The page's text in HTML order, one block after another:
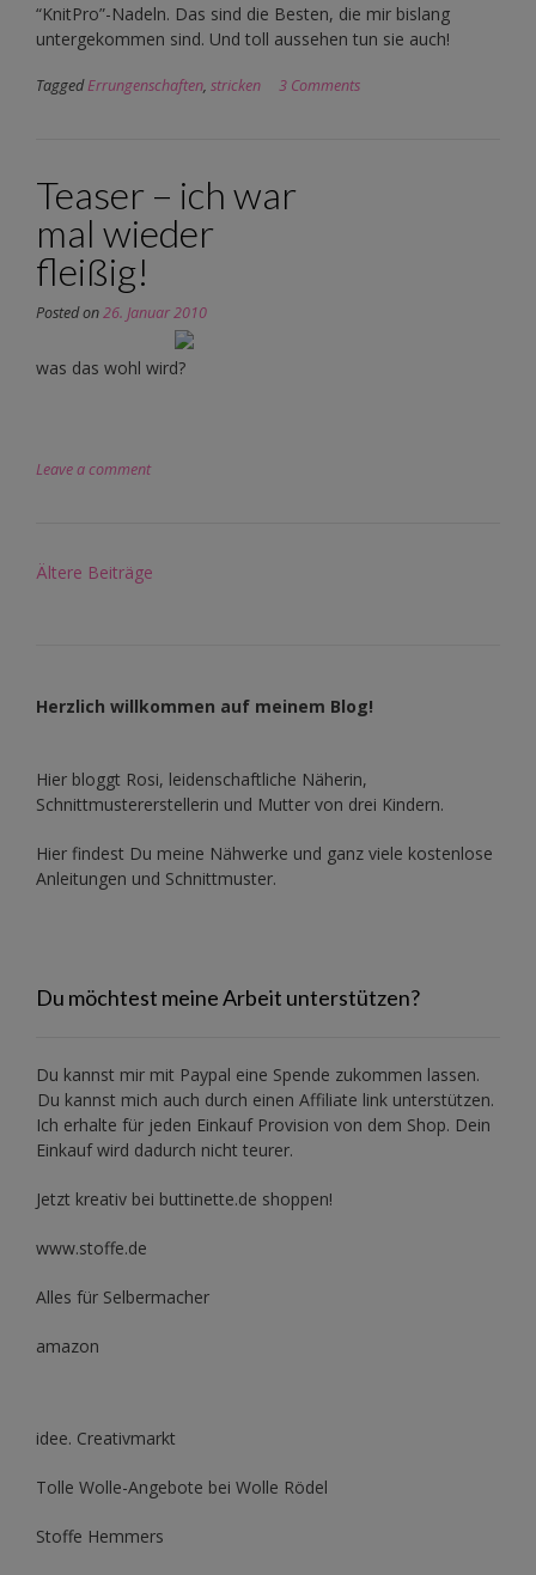
“KnitPro”-Nadeln. Das sind die Besten, die mir bislang
untergekommen sind. Und toll aussehen tun sie auch!
TaggedErrungenschaften, stricken 3 Comments
Teaser – ich war
mal wieder
fleißig!
Posted on26. Januar 2010
was das wohl wird?
Leave a comment
Beitragsnavigation
Ältere Beiträge
Herzlich willkommen auf meinem Blog!
Hier bloggt Rosi, leidenschaftliche Näherin,
Schnittmustererstellerin und Mutter von drei Kindern.
Hier findest Du meine Nähwerke und ganz viele kostenlose
Anleitungen und Schnittmuster.
Du möchtest meine Arbeit unterstützen?
Du kannst mir mit Paypal eine Spende zukommen lassen.
Du kannst mich auch durch einen Affiliate link unterstützen.
Ich erhalte für jeden Einkauf Provision von dem Shop. Dein
Einkauf wird dadurch nicht teurer.
Jetzt kreativ bei buttinette.de shoppen!
www.stoffe.de
Alles für Selbermacher
amazon
idee. Creativmarkt
Tolle Wolle-Angebote bei Wolle Rödel
Stoffe Hemmers